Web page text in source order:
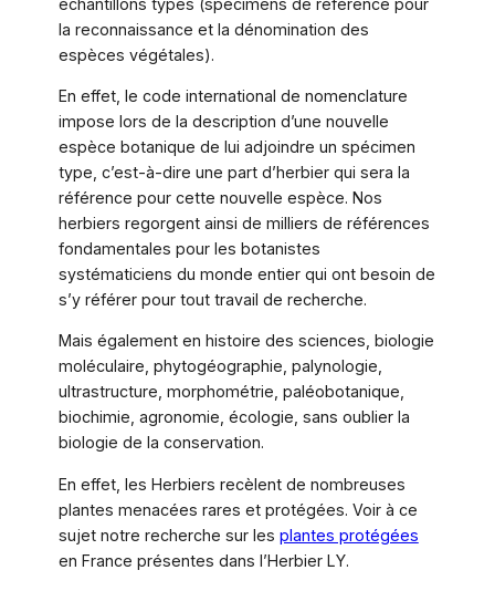
échantillons types (spécimens de référence pour
la reconnaissance et la dénomination des
espèces végétales).
En effet, le code international de nomenclature
impose lors de la description d’une nouvelle
espèce botanique de lui adjoindre un spécimen
type, c’est-à-dire une part d’herbier qui sera la
référence pour cette nouvelle espèce. Nos
herbiers regorgent ainsi de milliers de références
fondamentales pour les botanistes
systématiciens du monde entier qui ont besoin de
s’y référer pour tout travail de recherche.
Mais également en histoire des sciences, biologie
moléculaire, phytogéographie, palynologie,
ultrastructure, morphométrie, paléobotanique,
biochimie, agronomie, écologie, sans oublier la
biologie de la conservation.
En effet, les Herbiers recèlent de nombreuses
plantes menacées rares et protégées. Voir à ce
sujet notre recherche sur les plantes protégées
en France présentes dans l’Herbier LY.